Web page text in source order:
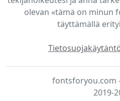
olevan «tämä on minun
täyttämällä
fontsforyou.com
2019-